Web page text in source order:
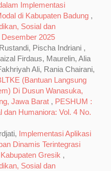
Implementasi
di Kabupaten Badung ,
Sosial dan
2025
Pischa Indriani ,
Firdaus, Maurelin, Alia
Ali, Rania Chairani,
(Bantuan Langsung
Di Dusun Wanasuka,
Jawa Barat , PESHUM :
dan Humaniora: Vol. 4 No.
Implementasi Aplikasi
Dinamis Terintegrasi
Gresik ,
Sosial dan